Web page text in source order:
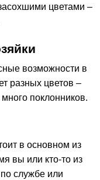
цветами –
возможности в
разных цветов –
поклонников.
в основном из
вы или кто-то из
службе или